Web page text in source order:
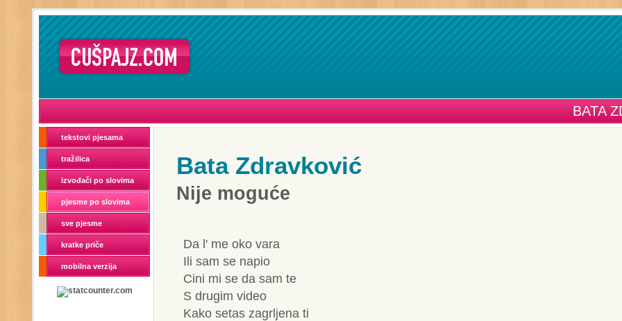
BATA
tekstovi pjesama
tražilica
izvođači po slovima
pjesme po slovima
sve pjesme
kratke priče
mobilna verzija
Bata Zdravković
Nije moguće
Da l' me oko vara
Ili sam se napio
Cini mi se da sam te
S drugim video
Kako setas zagrljena ti